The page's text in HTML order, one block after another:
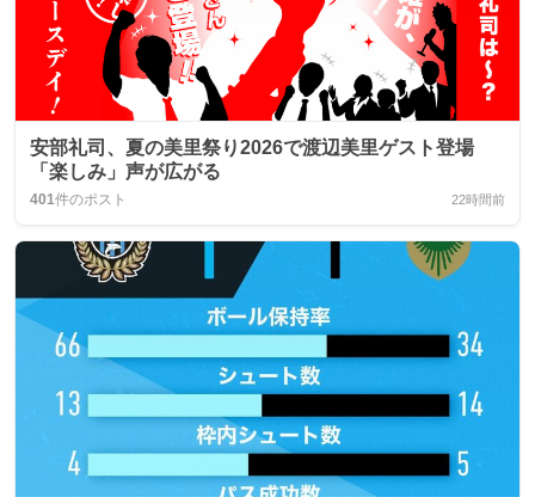
安部礼司、夏の美里祭り2026で渡辺美里ゲスト登場
「楽しみ」声が広がる
401件のポスト 22時間前